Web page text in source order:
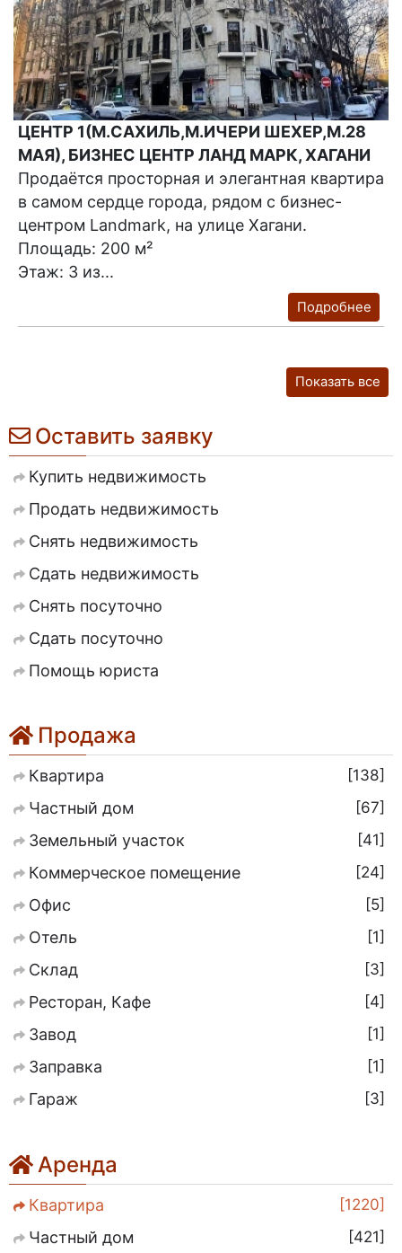
Оставить заявку
Купить недвижимость
Продать недвижимость
Снять недвижимость
Сдать недвижимость
Снять посуточно
Сдать посуточно
Помощь юриста
Продажа
Квартира
138
Частный дом
67
Земельный участок
41
Коммерческое помещение
24
Офис
5
Отель
1
Склад
3
Ресторан, Кафе
4
Завод
1
Заправка
1
Гараж
3
Аренда
Квартира
1220
Частный дом
421
ЦЕНТР 1(М.САХИЛЬ,М.ИЧЕРИ ШЕХЕР,М.28
МАЯ), БИЗНЕС ЦЕНТР ЛАНД МАРК, ХАГАНИ
Продаётся просторная и элегантная квартира
в самом сердце города, рядом с бизнес-
центром Landmark, на улице Хагани.
Площадь: 200 м²
Этаж: 3 из...
Подробнее
Показать все